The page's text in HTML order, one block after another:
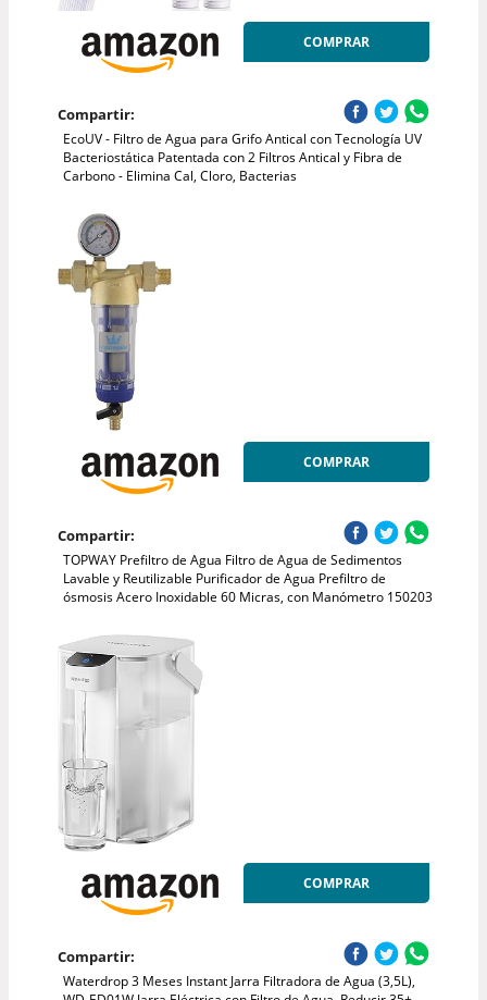
COMPRAR
Compartir:
EcoUV - Filtro de Agua para Grifo Antical con Tecnología UV
Bacteriostática Patentada con 2 Filtros Antical y Fibra de
Carbono - Elimina Cal, Cloro, Bacterias
COMPRAR
Compartir:
TOPWAY Prefiltro de Agua Filtro de Agua de Sedimentos
Lavable y Reutilizable Purificador de Agua Prefiltro de
ósmosis Acero Inoxidable 60 Micras, con Manómetro 150203
COMPRAR
Compartir:
Waterdrop 3 Meses Instant Jarra Filtradora de Agua (3,5L),